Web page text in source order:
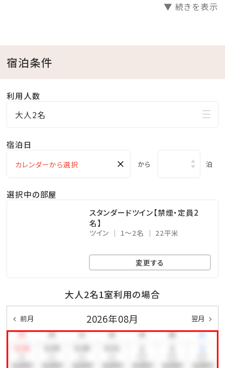
・お子様アメニティ（スリッパ、歯ブラシ、パジャマ：サイズ
・ベッドガード（要予約制）※対象月齢：18ヶ月以上
・ベビーベッド（要予約制）※対象月齢：24ヶ月未満
※サポートアイテムは台数に限りがございます。
※ベビーベッドは一部設定不可のお部屋タイプがござ
【館内設備】
・電子レンジ（無料）
【トゥクトゥクについて】
・ホテル⇒アメリカンビレッジサンセットビーチ間をトゥ
クトゥクが周遊。
（無料：スタート15：15 最終19：45※荒天等及びメン
テナンスの為運休あり）
▼ 続きを表示
宿泊条件
利用人数
大人2名
宿泊日
× から 泊
選択中の部屋
スタンダードツイン【禁煙・定員2
名】
ツイン 1～2名 22平米
変更する
大人2名1室利用の場合
前月 2026年08月 翌月